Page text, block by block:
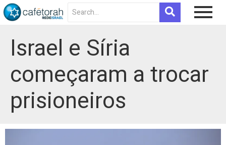
Israel e Síria
começaram a trocar
prisioneiros